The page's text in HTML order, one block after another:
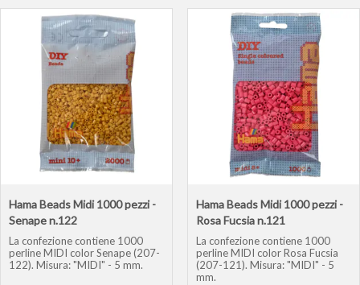
Hama Beads Midi 1000 pezzi -
Senape n.122
La confezione contiene 1000
perline MIDI color Senape (207-
122). Misura: "MIDI" - 5 mm.
Hama Beads Midi 1000 pezzi -
Rosa Fucsia n.121
La confezione contiene 1000
perline MIDI color Rosa Fucsia
(207-121). Misura: "MIDI" - 5
mm.